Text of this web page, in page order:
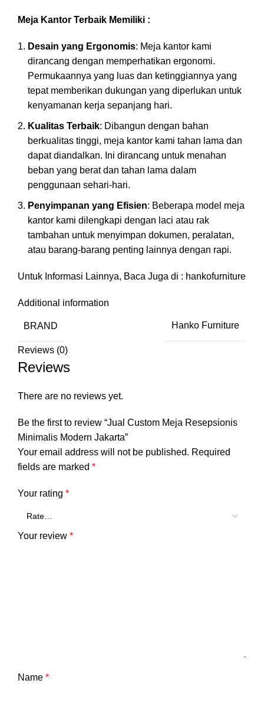
Meja Kantor Terbaik Memiliki :
Desain yang Ergonomis: Meja kantor kami
dirancang dengan memperhatikan ergonomi.
Permukaannya yang luas dan ketinggiannya yang
tepat memberikan dukungan yang diperlukan untuk
kenyamanan kerja sepanjang hari.
Kualitas Terbaik: Dibangun dengan bahan
berkualitas tinggi, meja kantor kami tahan lama dan
dapat diandalkan. Ini dirancang untuk menahan
beban yang berat dan tahan lama dalam
penggunaan sehari-hari.
Penyimpanan yang Efisien: Beberapa model meja
kantor kami dilengkapi dengan laci atau rak
tambahan untuk menyimpan dokumen, peralatan,
atau barang-barang penting lainnya dengan rapi.
Untuk Informasi Lainnya, Baca Juga di : hankofurniture
Additional information
BRAND Hanko Furniture
Reviews (0)
Reviews
There are no reviews yet.
Be the first to review “Jual Custom Meja Resepsionis
Minimalis Modern Jakarta”
Your email address will not be published. Required
fields are marked *
Your rating *
Your review *
Name *